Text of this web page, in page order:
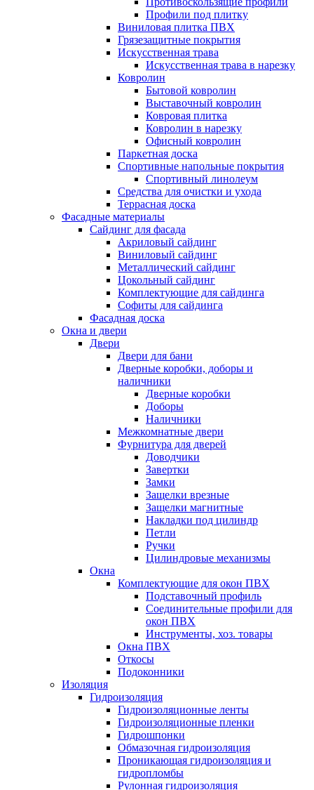
Профили под плитку
Виниловая плитка ПВХ
Грязезащитные покрытия
Искусственная трава
Искусственная трава в нарезку
Ковролин
Бытовой ковролин
Выставочный ковролин
Ковровая плитка
Ковролин в нарезку
Офисный ковролин
Паркетная доска
Спортивные напольные покрытия
Спортивный линолеум
Средства для очистки и ухода
Террасная доска
Фасадные материалы
Сайдинг для фасада
Акриловый сайдинг
Виниловый сайдинг
Металлический сайдинг
Цокольный сайдинг
Комплектующие для сайдинга
Софиты для сайдинга
Фасадная доска
Окна и двери
Двери
Двери для бани
Дверные коробки, доборы и
наличники
Дверные коробки
Доборы
Наличники
Межкомнатные двери
Фурнитура для дверей
Доводчики
Завертки
Замки
Защелки врезные
Защелки магнитные
Накладки под цилиндр
Петли
Ручки
Цилиндровые механизмы
Окна
Комплектующие для окон ПВХ
Подставочный профиль
Соединительные профили для
окон ПВХ
Инструменты, хоз. товары
Окна ПВХ
Откосы
Подоконники
Изоляция
Гидроизоляция
Гидроизоляционные ленты
Гидроизоляционные пленки
Гидрошпонки
Обмазочная гидроизоляция
Проникающая гидроизоляция и
гидропломбы
Рулонная гидроизоляция